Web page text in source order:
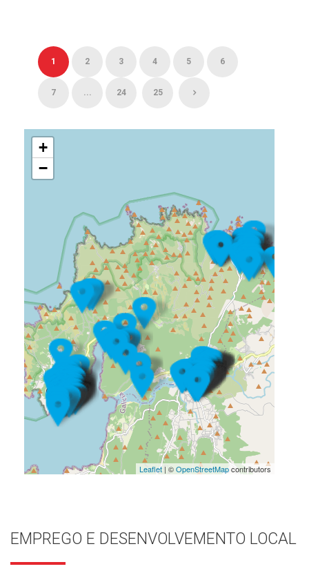
1 2 3 4 5 6
7 ... 24 25
+
−
Leaflet| ©OpenStreetMapcontributors
EMPREGO E DESENVOLVEMENTO LOCAL